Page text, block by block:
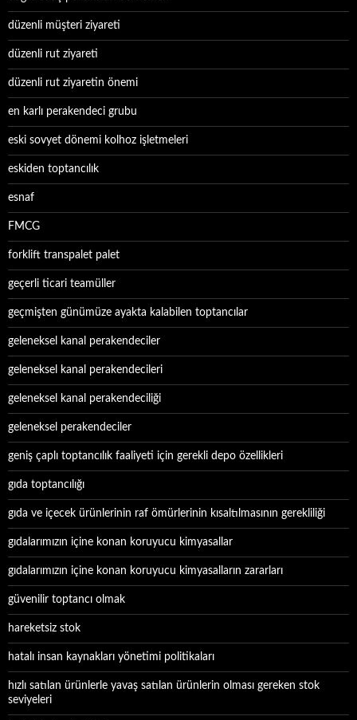
düzenli müşteri ziyareti
düzenli rut ziyareti
düzenli rut ziyaretin önemi
en karlı perakendeci grubu
eski sovyet dönemi kolhoz işletmeleri
eskiden toptancılık
esnaf
FMCG
forklift transpalet palet
geçerli ticari teamüller
geçmişten günümüze ayakta kalabilen toptancılar
geleneksel kanal perakendeciler
geleneksel kanal perakendecileri
geleneksel kanal perakendeciliği
geleneksel perakendeciler
geniş çaplı toptancılık faaliyeti için gerekli depo özellikleri
gıda toptancılığı
gıda ve içecek ürünlerinin raf ömürlerinin kısaltılmasının gerekliliği
gıdalarımızın içine konan koruyucu kimyasallar
gıdalarımızın içine konan koruyucu kimyasalların zararları
güvenilir toptancı olmak
hareketsiz stok
hatalı insan kaynakları yönetimi politikaları
hızlı satılan ürünlerle yavaş satılan ürünlerin olması gereken stok
seviyeleri